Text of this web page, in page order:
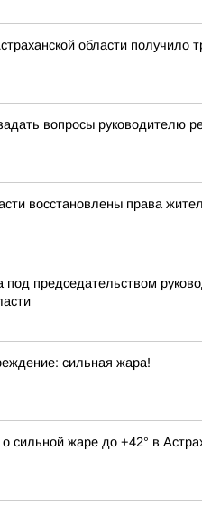
области получило
вопросы руководителю
восстановлены права
под председательством
сильная жара!
сильной жаре до +42° в